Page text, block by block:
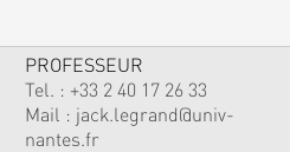
PROFESSEUR
Tel. : +33 2 40 17 26 33
Mail : jack.legrand@univ-
nantes.fr